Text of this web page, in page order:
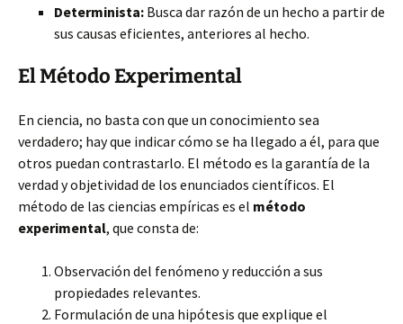
Determinista: Busca dar razón de un hecho a partir de
sus causas eficientes, anteriores al hecho.
El Método Experimental
En ciencia, no basta con que un conocimiento sea
verdadero; hay que indicar cómo se ha llegado a él, para que
otros puedan contrastarlo. El método es la garantía de la
verdad y objetividad de los enunciados científicos. El
método de las ciencias empíricas es el método
experimental, que consta de:
Observación del fenómeno y reducción a sus
propiedades relevantes.
Formulación de una hipótesis que explique el